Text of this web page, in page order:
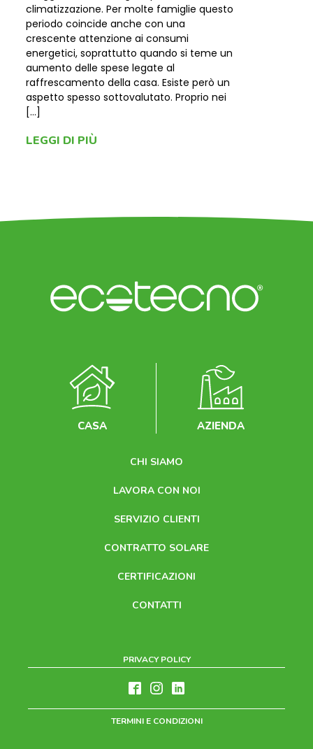
climatizzazione. Per molte famiglie questo
periodo coincide anche con una
crescente attenzione ai consumi
energetici, soprattutto quando si teme un
aumento delle spese legate al
raffrescamento della casa. Esiste però un
aspetto spesso sottovalutato. Proprio nei
[…]
LEGGI DI PIÙ
CHI SIAMO
LAVORA CON NOI
SERVIZIO CLIENTI
CONTRATTO SOLARE
CERTIFICAZIONI
CONTATTI
CASA AZIENDA
PRIVACY POLICY
TERMINI E CONDIZIONI